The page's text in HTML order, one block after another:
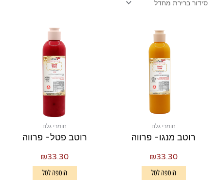
חומרי גלם
רוטב מנגו- פרווה
₪33.30
הוספה לסל
חומרי גלם
רוטב פטל- פרווה
₪33.30
הוספה לסל